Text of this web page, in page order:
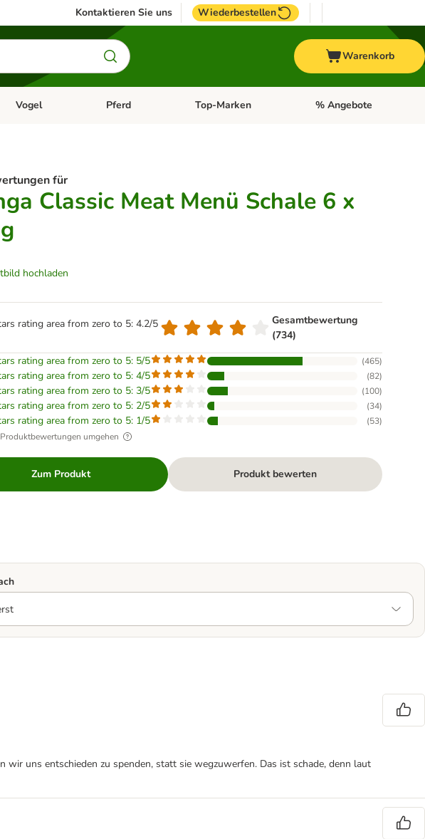
Kontaktieren Sie uns Wiederbestellen
Warenkorb
Kleintier
Kategorie-Menü öffnen: Fisch
Vogel Kategorie-Menü öffnen: Vogel
Pferd Kategorie-Menü öffnen: Pferd
Top-Marken Kategorie-Menü öffnen:
% Angebote
für
Classic Meat Menü Schale 6 x
hochladen
rating area from zero to 5: 4.2/5
Gesamtbewertung
(734)
rating area from zero to 5: 5/5
(465)
rating area from zero to 5: 4/5 (82)
rating area from zero to 5: 3/5 (100)
rating area from zero to 5: 2/5 (34)
rating area from zero to 5: 1/5 (53)
umgehen
Zum Produkt Produkt bewerten
wir uns entschieden zu spenden, statt sie wegzuwerfen. Das ist schade, denn laut